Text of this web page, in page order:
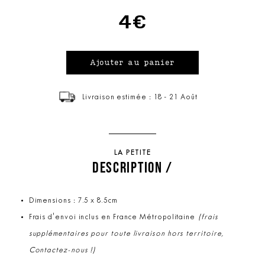
4€
Livraison estimée : 18 - 21 Août
LA PETITE
DESCRIPTION /
Dimensions : 7.5 x 8.5cm
Frais d'envoi inclus en France Métropolitaine (frais
supplémentaires pour toute livraison hors territoire,
Contactez-nous !)